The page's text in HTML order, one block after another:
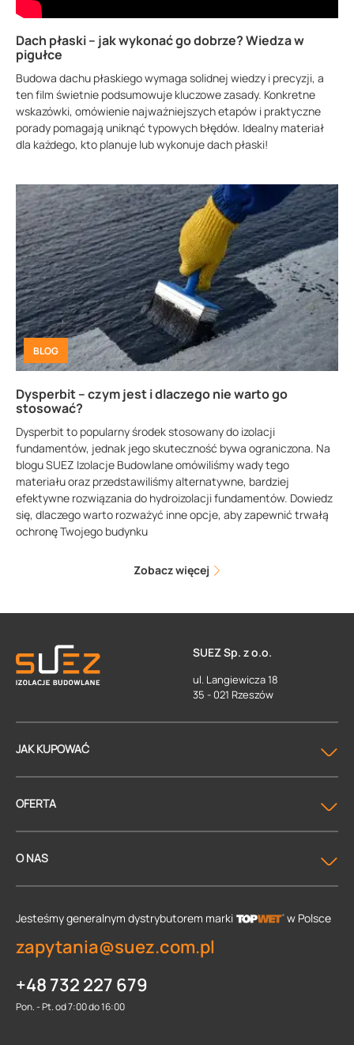
Dach płaski – jak wykonać go dobrze? Wiedza w
pigułce
Budowa dachu płaskiego wymaga solidnej wiedzy i precyzji, a
ten film świetnie podsumowuje kluczowe zasady. Konkretne
wskazówki, omówienie najważniejszych etapów i praktyczne
porady pomagają uniknąć typowych błędów. Idealny materiał
dla każdego, kto planuje lub wykonuje dach płaski!
BLOG
Dysperbit – czym jest i dlaczego nie warto go
stosować?
Dysperbit to popularny środek stosowany do izolacji
fundamentów, jednak jego skuteczność bywa ograniczona. Na
blogu SUEZ Izolacje Budowlane omówiliśmy wady tego
materiału oraz przedstawiliśmy alternatywne, bardziej
efektywne rozwiązania do hydroizolacji fundamentów. Dowiedz
się, dlaczego warto rozważyć inne opcje, aby zapewnić trwałą
ochronę Twojego budynku
Zobacz więcej
SUEZ Sp. z o.o.
ul. Langiewicza 18
35 - 021 Rzeszów
JAK KUPOWAĆ
OFERTA
O NAS
Jesteśmy generalnym dystrybutorem marki w Polsce
zapytania@suez.com.pl
+48 732 227 679
Pon. - Pt. od 7:00 do 16:00